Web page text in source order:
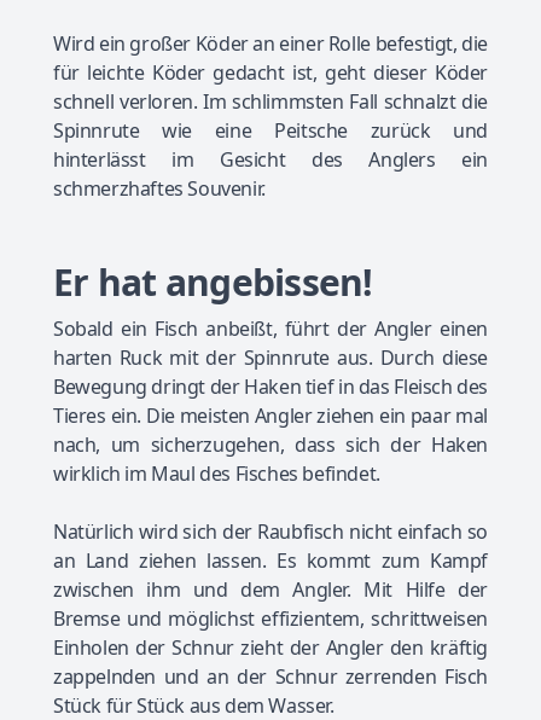
Wird ein großer Köder an einer Rolle befestigt, die
für leichte Köder gedacht ist, geht dieser Köder
schnell verloren. Im schlimmsten Fall schnalzt die
Spinnrute wie eine Peitsche zurück und
hinterlässt im Gesicht des Anglers ein
schmerzhaftes Souvenir.
Er hat angebissen!
Sobald ein Fisch anbeißt, führt der Angler einen
harten Ruck mit der Spinnrute aus. Durch diese
Bewegung dringt der Haken tief in das Fleisch des
Tieres ein. Die meisten Angler ziehen ein paar mal
nach, um sicherzugehen, dass sich der Haken
wirklich im Maul des Fisches befindet.
Natürlich wird sich der Raubfisch nicht einfach so
an Land ziehen lassen. Es kommt zum Kampf
zwischen ihm und dem Angler. Mit Hilfe der
Bremse und möglichst effizientem, schrittweisen
Einholen der Schnur zieht der Angler den kräftig
zappelnden und an der Schnur zerrenden Fisch
Stück für Stück aus dem Wasser.